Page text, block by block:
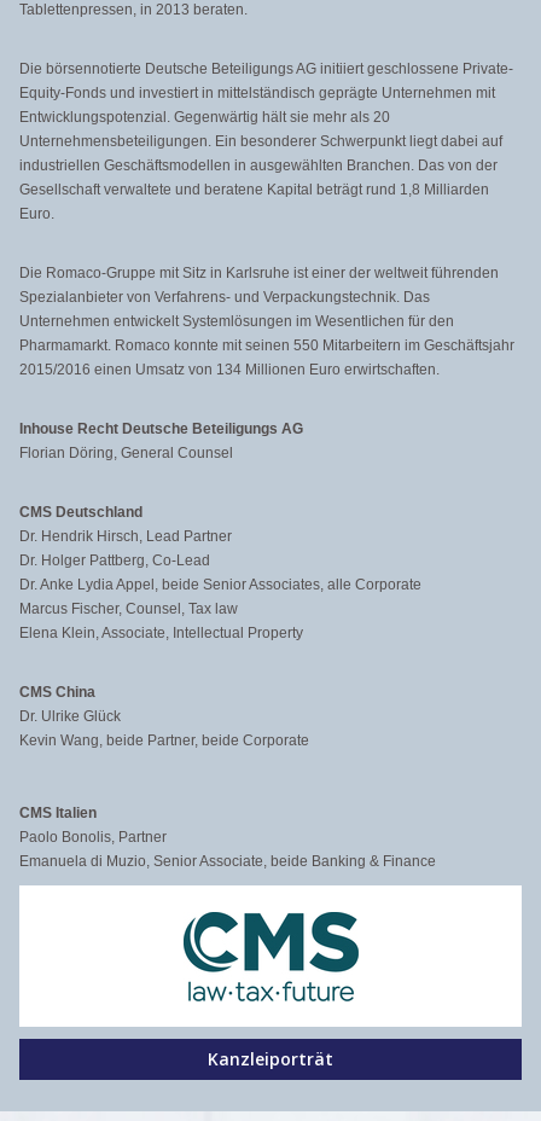
Tablettenpressen, in 2013 beraten.
Die börsennotierte Deutsche Beteiligungs AG initiiert geschlossene Private-
Equity-Fonds und investiert in mittelständisch geprägte Unternehmen mit
Entwicklungspotenzial. Gegenwärtig hält sie mehr als 20
Unternehmensbeteiligungen. Ein besonderer Schwerpunkt liegt dabei auf
industriellen Geschäftsmodellen in ausgewählten Branchen. Das von der
Gesellschaft verwaltete und beratene Kapital beträgt rund 1,8 Milliarden
Euro.
Die Romaco-Gruppe mit Sitz in Karlsruhe ist einer der weltweit führenden
Spezialanbieter von Verfahrens- und Verpackungstechnik. Das
Unternehmen entwickelt Systemlösungen im Wesentlichen für den
Pharmamarkt. Romaco konnte mit seinen 550 Mitarbeitern im Geschäftsjahr
2015/2016 einen Umsatz von 134 Millionen Euro erwirtschaften.
Inhouse Recht Deutsche Beteiligungs AG
Florian Döring, General Counsel
CMS Deutschland
Dr. Hendrik Hirsch, Lead Partner
Dr. Holger Pattberg, Co-Lead
Dr. Anke Lydia Appel, beide Senior Associates, alle Corporate
Marcus Fischer, Counsel, Tax law
Elena Klein, Associate, Intellectual Property
CMS China
Dr. Ulrike Glück
Kevin Wang, beide Partner, beide Corporate
CMS Italien
Paolo Bonolis, Partner
Emanuela di Muzio, Senior Associate, beide Banking & Finance
Kanzleiporträt